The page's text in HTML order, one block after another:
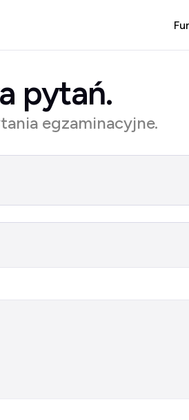
pytań.
egzaminacyjne.